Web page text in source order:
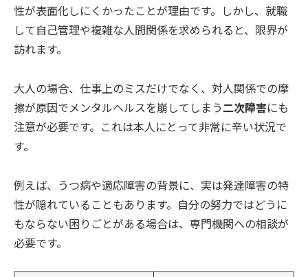
性が表面化しにくかったことが理由です。しかし、就職
して自己管理や複雑な人間関係を求められると、限界が
訪れます。
大人の場合、仕事上のミスだけでなく、対人関係での摩
擦が原因でメンタルヘルスを崩してしまう二次障害にも
注意が必要です。これは本人にとって非常に辛い状況で
す。
例えば、うつ病や適応障害の背景に、実は発達障害の特
性が隠れていることもあります。自分の努力ではどうに
もならない困りごとがある場合は、専門機関への相談が
必要です。